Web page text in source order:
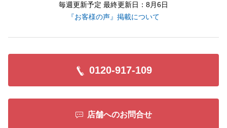
毎週更新予定 最終更新日：8月6日
『お客様の声』掲載について
0120-917-109
店舗へのお問合せ